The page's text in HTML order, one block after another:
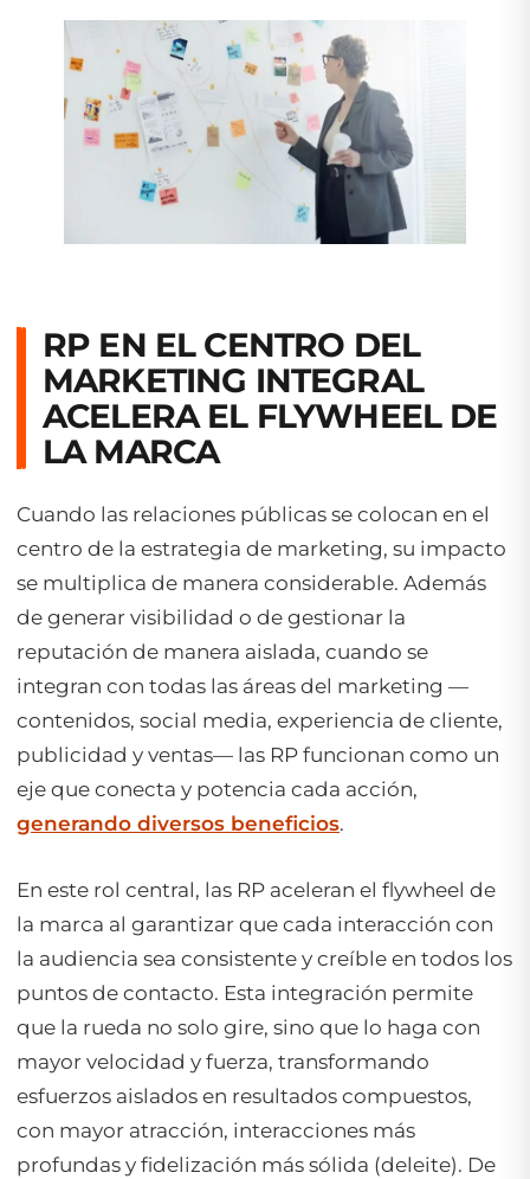
RP EN EL CENTRO DEL
MARKETING INTEGRAL
ACELERA EL FLYWHEELDE
LA MARCA
Cuando las relaciones públicas se colocan en el
centro de la estrategia de marketing, su impacto
se multiplica de manera considerable. Además
de generar visibilidad o de gestionar la
reputación de manera aislada, cuando se
integran con todas las áreas del marketing —
contenidos, social media, experiencia de cliente,
publicidad y ventas— las RP funcionan como un
eje que conecta y potencia cada acción,
generando diversos beneficios.
En este rol central, las RP aceleran el flywheel de
la marca al garantizar que cada interacción con
la audiencia sea consistente y creíble en todos los
puntos de contacto. Esta integración permite
que la rueda no solo gire, sino que lo haga con
mayor velocidad y fuerza, transformando
esfuerzos aislados en resultados compuestos,
con mayor atracción, interacciones más
profundas y fidelización más sólida (deleite). De